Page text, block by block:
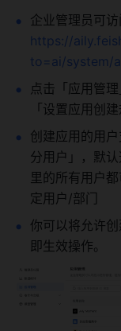
https://
to=ai/system/
点击「应用管
「设置应用创
创建应用的用
分用户」，默
里的所有用户
定用户/部门
你可以将允许
即生效操作。